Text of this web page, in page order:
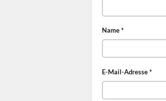
Name*
E-Mail-Adresse*